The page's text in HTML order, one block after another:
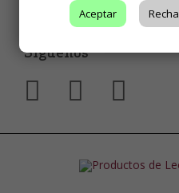
Síguenos
Aceptar